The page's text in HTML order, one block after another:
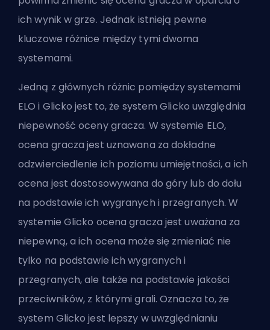
ich wynik w grze. Jednak istnieją pewne
kluczowe różnice między tymi dwoma
systemami.
Jedną z głównych różnic pomiędzy systemami
ELO i Glicko jest to, że system Glicko uwzględnia
niepewność oceny gracza. W systemie ELO,
ocena gracza jest uznawana za dokładne
odzwierciedlenie ich poziomu umiejętności, a ich
ocena jest dostosowywana do góry lub do dołu
na podstawie ich wygranych i przegranych. W
systemie Glicko ocena gracza jest uważana za
niepewną, a ich ocena może się zmieniać nie
tylko na podstawie ich wygranych i
przegranych, ale także na podstawie jakości
przeciwników, z którymi grali. Oznacza to, że
system Glicko jest lepszy w uwzględnianiu